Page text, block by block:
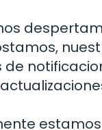
estamos